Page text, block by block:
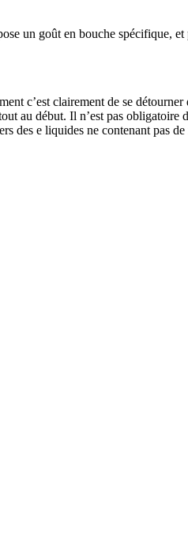
un goût en bouche spécifique,
c’est clairement de se
au début. Il n’est pas
des e liquides ne contenant pas